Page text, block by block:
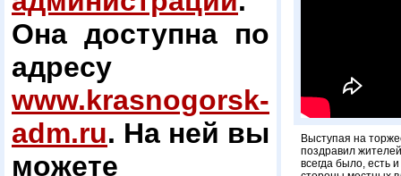
Она доступна по
адресу
www.krasnogorsk-
adm.ru. На ней вы
можете
Выступая на
поздравил
всегда было, есть